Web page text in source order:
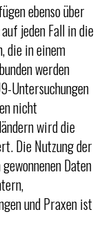
ebenso über
jeden Fall in die
die in einem
werden
Untersuchungen
nicht
wird die
Die Nutzung der
Daten
und Praxen ist